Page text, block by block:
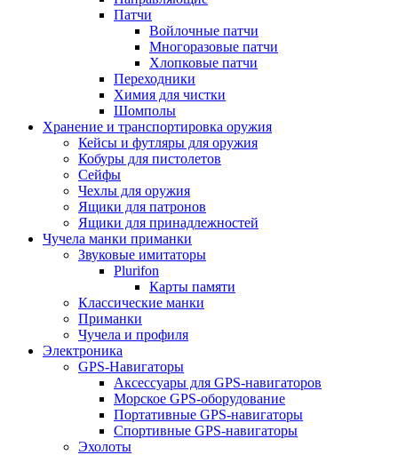
Патчи
Войлочные патчи
Многоразовые патчи
Хлопковые патчи
Переходники
Химия для чистки
Шомполы
Хранение и транспортировка оружия
Кейсы и футляры для оружия
Кобуры для пистолетов
Сейфы
Чехлы для оружия
Ящики для патронов
Ящики для принадлежностей
Чучела манки приманки
Звуковые имитаторы
Plurifon
Карты памяти
Классические манки
Приманки
Чучела и профиля
Электроника
GPS-Навигаторы
Аксессуары для GPS-навигаторов
Морское GPS-оборудование
Портативные GPS-навигаторы
Спортивные GPS-навигаторы
Эхолоты